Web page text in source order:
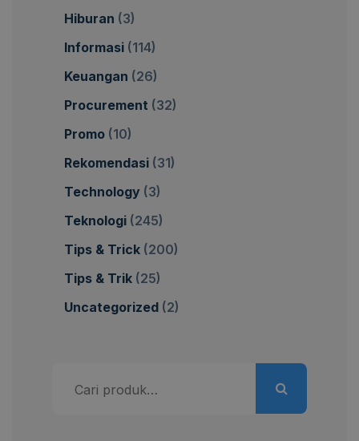
Hiburan (3)
Informasi (114)
Keuangan (26)
Procurement (32)
Promo (10)
Rekomendasi (31)
Technology (3)
Teknologi (245)
Tips & Trick (200)
Tips & Trik (25)
Uncategorized (2)
untuk: